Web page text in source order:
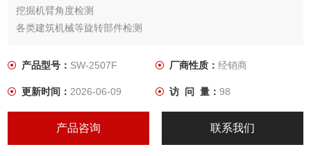
挖掘机臂角度检测
各类建筑机械等旋转部件检测
步进电机同步监控
产品型号： SW-2507F 厂商性质： 经销商
更新时间：2026-06-09 访 问 量： 98
产品咨询 联系我们